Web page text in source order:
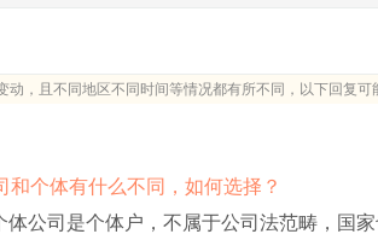
动，且不同地区不同时间等情况都有所不同，以下回复可
和个体有什么不同，如何选择？
体公司是个体户，不属于公司法范畴，国